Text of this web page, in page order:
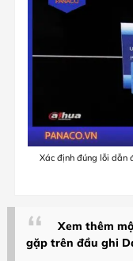
Xác định đúng lỗi dẫn
Xem thêm
gặp trên đầu ghi